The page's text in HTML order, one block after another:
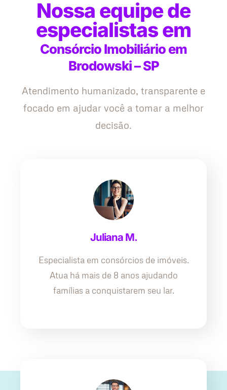
Nossa equipe de
especialistas em
Consórcio Imobiliário em
Brodowski – SP
Atendimento humanizado, transparente e
focado em ajudar você a tomar a melhor
decisão.
Juliana M.
Especialista em consórcios de imóveis.
Atua há mais de 8 anos ajudando
famílias a conquistarem seu lar.